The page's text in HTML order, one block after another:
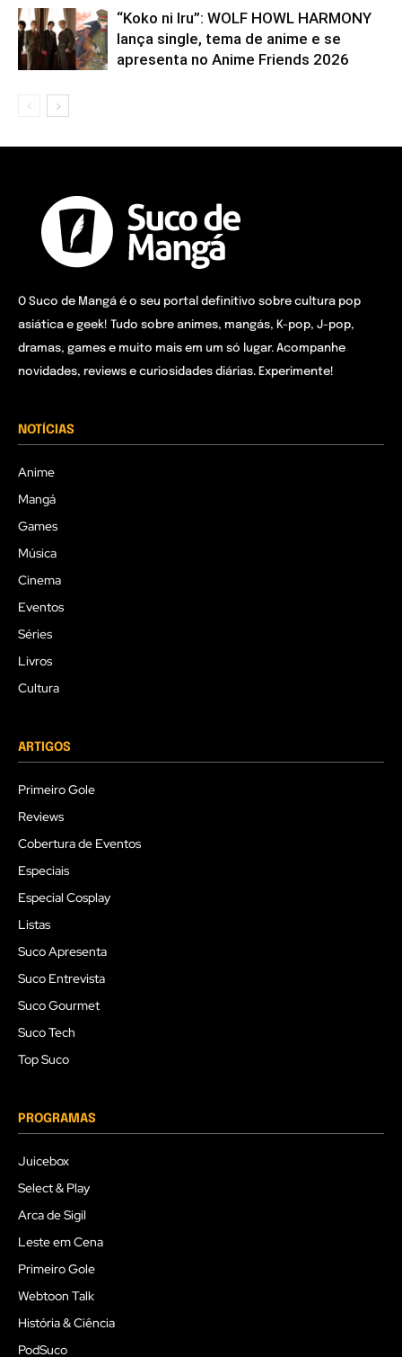
“Koko ni Iru”: WOLF HOWL HARMONY
lança single, tema de anime e se
apresenta no Anime Friends 2026
O Suco de Mangá é o seu portal definitivo sobre cultura pop
asiática e geek! Tudo sobre animes, mangás, K-pop, J-pop,
dramas, games e muito mais em um só lugar. Acompanhe
novidades, reviews e curiosidades diárias. Experimente!
NOTÍCIAS
Anime
Mangá
Games
Música
Cinema
Eventos
Séries
Livros
Cultura
ARTIGOS
Primeiro Gole
Reviews
Cobertura de Eventos
Especiais
Especial Cosplay
Listas
Suco Apresenta
Suco Entrevista
Suco Gourmet
Suco Tech
Top Suco
PROGRAMAS
Juicebox
Select & Play
Arca de Sigil
Leste em Cena
Primeiro Gole
Webtoon Talk
História & Ciência
PodSuco